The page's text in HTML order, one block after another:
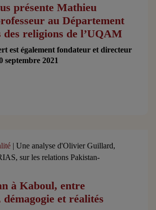
présente Mathieu
au Département
des religions de l’UQAM
est également fondateur et directeur
septembre 2021
| Une analyse d'Olivier Guillard,
sur les relations Pakistan-
à Kaboul, entre
démagogie et réalités